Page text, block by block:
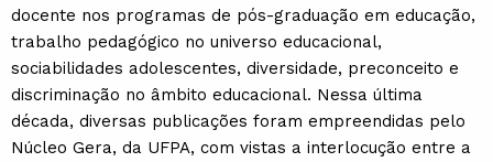
docente nos programas de pós-graduação em educação,
trabalho pedagógico no universo educacional,
sociabilidades adolescentes, diversidade, preconceito e
discriminação no âmbito educacional. Nessa última
década, diversas publicações foram empreendidas pelo
Núcleo Gera, da UFPA, com vistas a interlocução entre a